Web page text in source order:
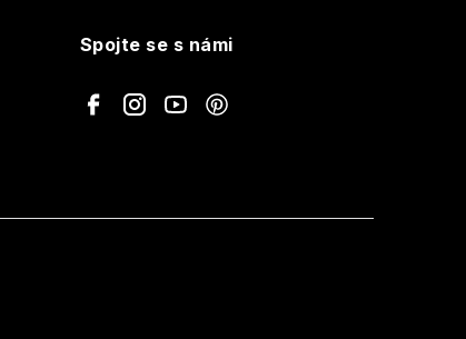
Spojte se s námi